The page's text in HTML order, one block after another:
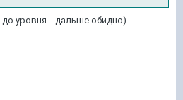
уровня ...дальше обидно)